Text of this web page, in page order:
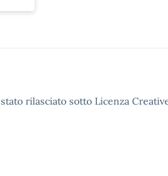
rilasciato sotto Licenza